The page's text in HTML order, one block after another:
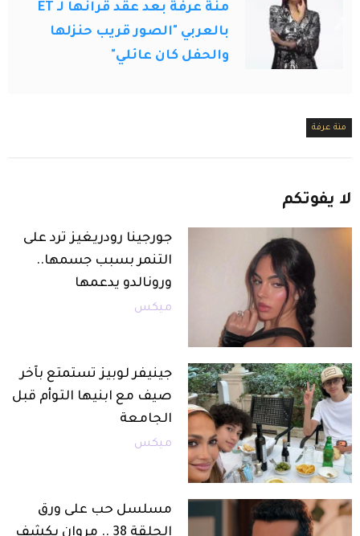
منة عرفة بعد عقد قرانها لـ ET
بالعربي "الصور قريب حنزلها
والحفل كان عائلي"
منة عرفة
لا يفوتكم
جورجينا رودريغيز ترد على
التنمر بسبب جسمها..
ورونالدو يدعمها
ميكس
جينيفر لوبيز تستمتع بآخر
صيف مع ابنيها التوأم قبل
الجامعة
ميكس
مسلسل حب على ورق
الحلقة 38 .. مروان يكشف